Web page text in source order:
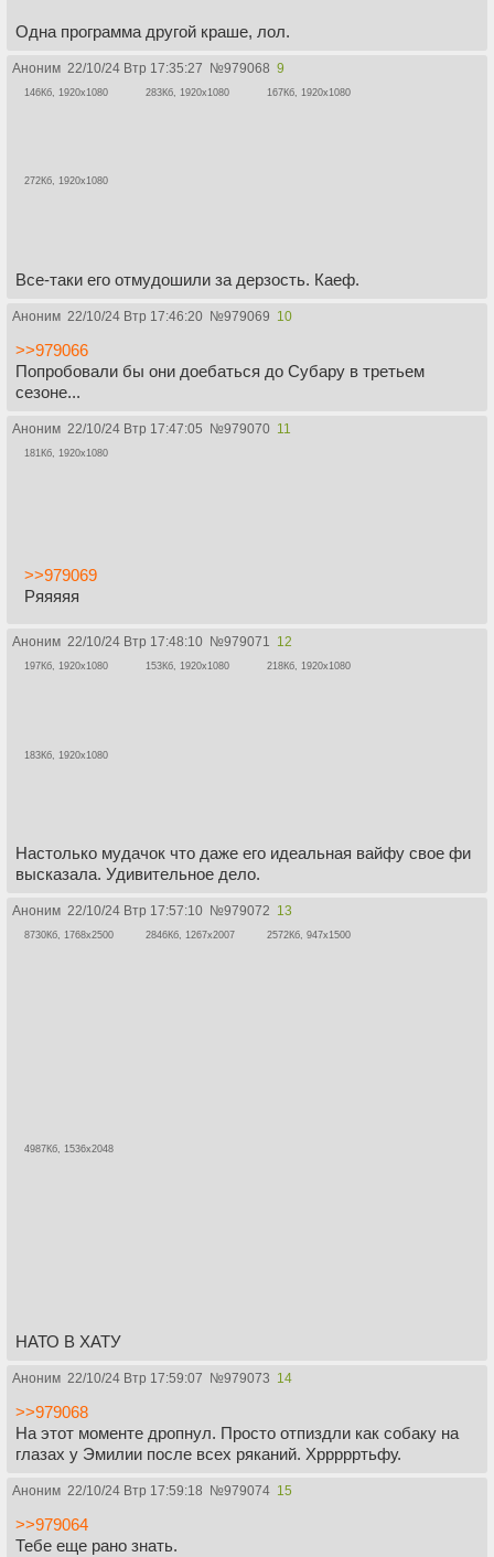
Одна программа другой краше, лол.
Аноним 22/10/24 Втр 17:35:27 №979068 9
146Кб, 1920x1080 283Кб, 1920x1080 167Кб, 1920x1080
272Кб, 1920x1080
Все-таки его отмудошили за дерзость. Каеф.
Аноним 22/10/24 Втр 17:46:20 №979069 10
>>979066
Попробовали бы они доебаться до Субару в третьем
сезоне...
Аноним 22/10/24 Втр 17:47:05 №979070 11
181Кб, 1920x1080
>>979069
Ряяяяя
Аноним 22/10/24 Втр 17:48:10 №979071 12
197Кб, 1920x1080 153Кб, 1920x1080 218Кб, 1920x1080
183Кб, 1920x1080
Настолько мудачок что даже его идеальная вайфу свое фи
высказала. Удивительное дело.
Аноним 22/10/24 Втр 17:57:10 №979072 13
8730Кб, 1768x2500 2846Кб, 1267x2007 2572Кб, 947x1500
4987Кб, 1536x2048
НАТО В ХАТУ
Аноним 22/10/24 Втр 17:59:07 №979073 14
>>979068
На этот моменте дропнул. Просто отпиздли как собаку на
глазах у Эмилии после всех ряканий. Хррррртьфу.
Аноним 22/10/24 Втр 17:59:18 №979074 15
>>979064
Тебе еще рано знать.